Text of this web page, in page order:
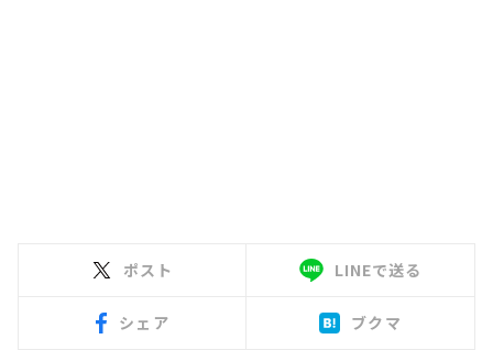
ポスト LINEで送る
シェア ブクマ